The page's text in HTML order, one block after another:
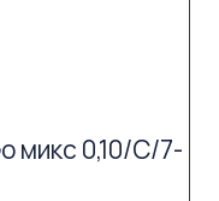
микс 0,10/C/7-